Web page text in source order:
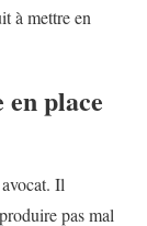
à mettre en
place
Il
pas mal